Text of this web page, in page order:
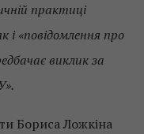
практиці
і «повідомлення про
виклик за
Бориса Ложкіна